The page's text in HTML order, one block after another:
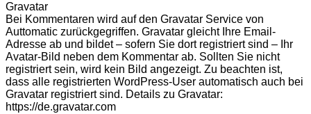
Gravatar
Bei Kommentaren wird auf den Gravatar Service von
Auttomatic zurückgegriffen. Gravatar gleicht Ihre Email-
Adresse ab und bildet – sofern Sie dort registriert sind – Ihr
Avatar-Bild neben dem Kommentar ab. Sollten Sie nicht
registriert sein, wird kein Bild angezeigt. Zu beachten ist,
dass alle registrierten WordPress-User automatisch auch bei
Gravatar registriert sind. Details zu Gravatar:
https://de.gravatar.com